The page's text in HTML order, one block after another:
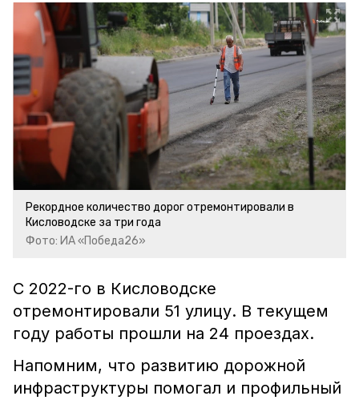
Рекордное количество дорог отремонтировали в
Кисловодске за три года
Фото: ИА «Победа26»
С 2022-го в Кисловодске
отремонтировали 51 улицу. В текущем
году работы прошли на 24 проездах.
Напомним, что развитию дорожной
инфраструктуры помогал и профильный